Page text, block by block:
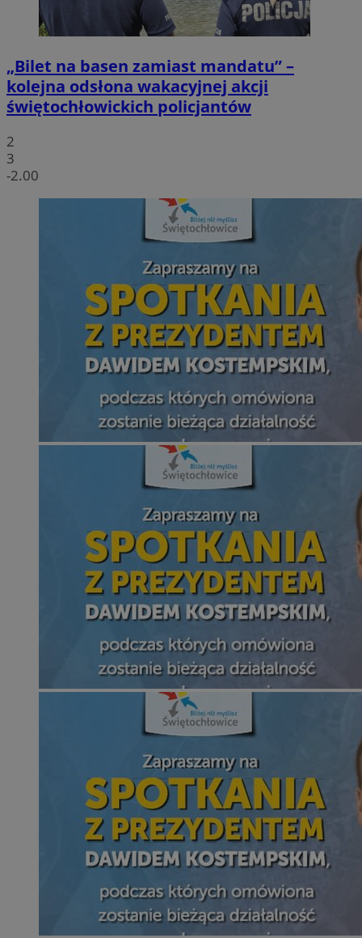
„Bilet na basen zamiast mandatu” –
kolejna odsłona wakacyjnej akcji
świętochłowickich policjantów
2
3
-2.00